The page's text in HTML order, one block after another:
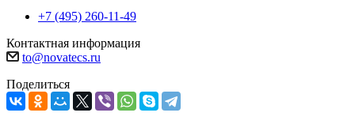
+7 (495) 260-11-49
Контактная информация
to@novatecs.ru
Поделиться